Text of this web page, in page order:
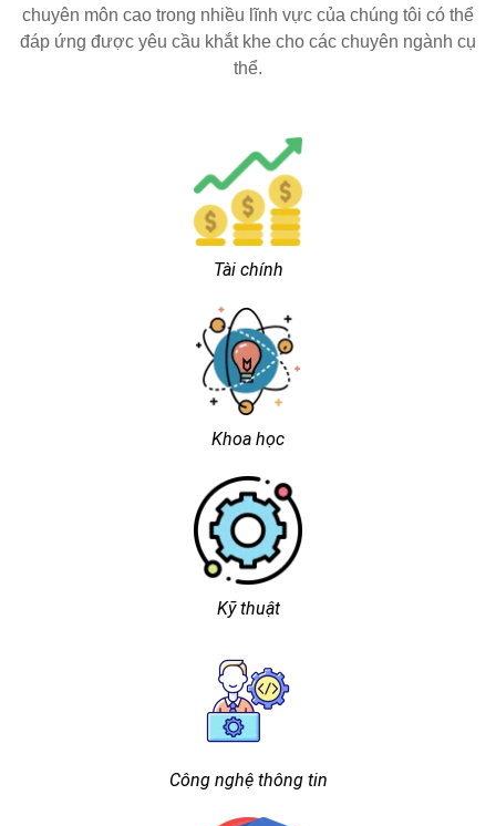
chuyên môn cao trong nhiều lĩnh vực của chúng tôi có thể
đáp ứng được yêu cầu khắt khe cho các chuyên ngành cụ
thể.
Tài chính
Khoa học
Kỹ thuật
Công nghệ thông tin